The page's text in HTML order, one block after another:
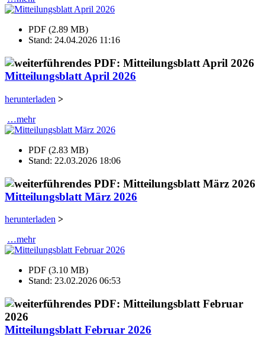
PDF (2.89 MB)
Stand: 24.04.2026 11:16
Mitteilungsblatt April 2026
herunterladen >
…mehr
PDF (2.83 MB)
Stand: 22.03.2026 18:06
Mitteilungsblatt März 2026
herunterladen >
…mehr
PDF (3.10 MB)
Stand: 23.02.2026 06:53
Mitteilungsblatt Februar 2026